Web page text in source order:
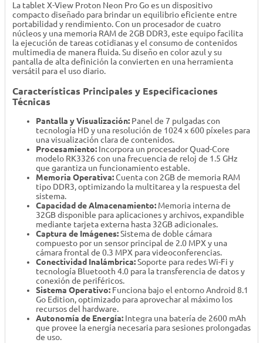
La tablet X-View Proton Neon Pro Go es un dispositivo
compacto diseñado para brindar un equilibrio eficiente entre
portabilidad y rendimiento. Con un procesador de cuatro
núcleos y una memoria RAM de 2GB DDR3, este equipo facilita
la ejecución de tareas cotidianas y el consumo de contenidos
multimedia de manera fluida. Su diseño en color azul y su
pantalla de alta definición la convierten en una herramienta
versátil para el uso diario.
Características Principales y Especificaciones
Técnicas
Pantalla y Visualización: Panel de 7 pulgadas con
tecnología HD y una resolución de 1024 x 600 píxeles para
una visualización clara de contenidos.
Procesamiento: Incorpora un procesador Quad-Core
modelo RK3326 con una frecuencia de reloj de 1.5 GHz
que garantiza un funcionamiento estable.
Memoria Operativa:Cuenta con 2GB de memoria RAM
tipo DDR3, optimizando la multitarea y la respuesta del
sistema.
Capacidad de Almacenamiento: Memoria interna de
32GB disponible para aplicaciones y archivos, expandible
mediante tarjeta externa hasta 32GB adicionales.
Captura de Imágenes:Sistema de doble cámara
compuesto por un sensor principal de 2.0 MPX y una
cámara frontal de 0.3 MPX para videoconferencias.
Conectividad Inalámbrica:Soporte para redes Wi-Fi y
tecnología Bluetooth 4.0 para la transferencia de datos y
conexión de periféricos.
Sistema Operativo: Funciona bajo el entorno Android 8.1
Go Edition, optimizado para aprovechar al máximo los
recursos del hardware.
Autonomía de Energía: Integra una batería de 2600 mAh
que provee la energía necesaria para sesiones prolongadas
de uso.